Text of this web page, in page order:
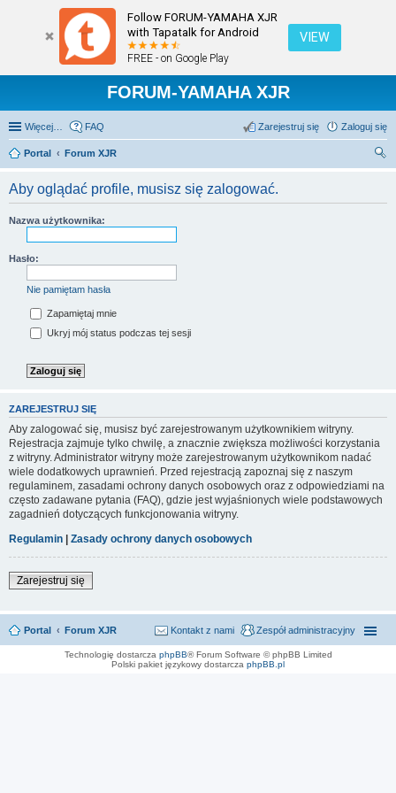
Follow FORUM-YAMAHA XJR
with Tapatalk for Android
FREE - on Google Play
VIEW
FORUM-YAMAHA XJR
Więcej… FAQ Zaloguj się
Zarejestruj się
Portal
Forum XJR
Aby oglądać profile, musisz się zalogować.
Nazwa użytkownika:
Hasło:
Nie pamiętam hasła
Zapamiętaj mnie
Ukryj mój status podczas tej sesji
ZAREJESTRUJ SIĘ
Aby zalogować się, musisz być zarejestrowanym użytkownikiem witryny.
Rejestracja zajmuje tylko chwilę, a znacznie zwiększa możliwości korzystania
z witryny. Administrator witryny może zarejestrowanym użytkownikom nadać
wiele dodatkowych uprawnień. Przed rejestracją zapoznaj się z naszym
regulaminem, zasadami ochrony danych osobowych oraz z odpowiedziami na
często zadawane pytania (FAQ), gdzie jest wyjaśnionych wiele podstawowych
zagadnień dotyczących funkcjonowania witryny.
Regulamin
Zasady ochrony danych osobowych
Zarejestruj się
Portal Forum XJR Zespół administracyjny
Kontakt z nami
Technologię dostarcza phpBB® Forum Software © phpBB Limited
Polski pakiet językowy dostarcza phpBB.pl